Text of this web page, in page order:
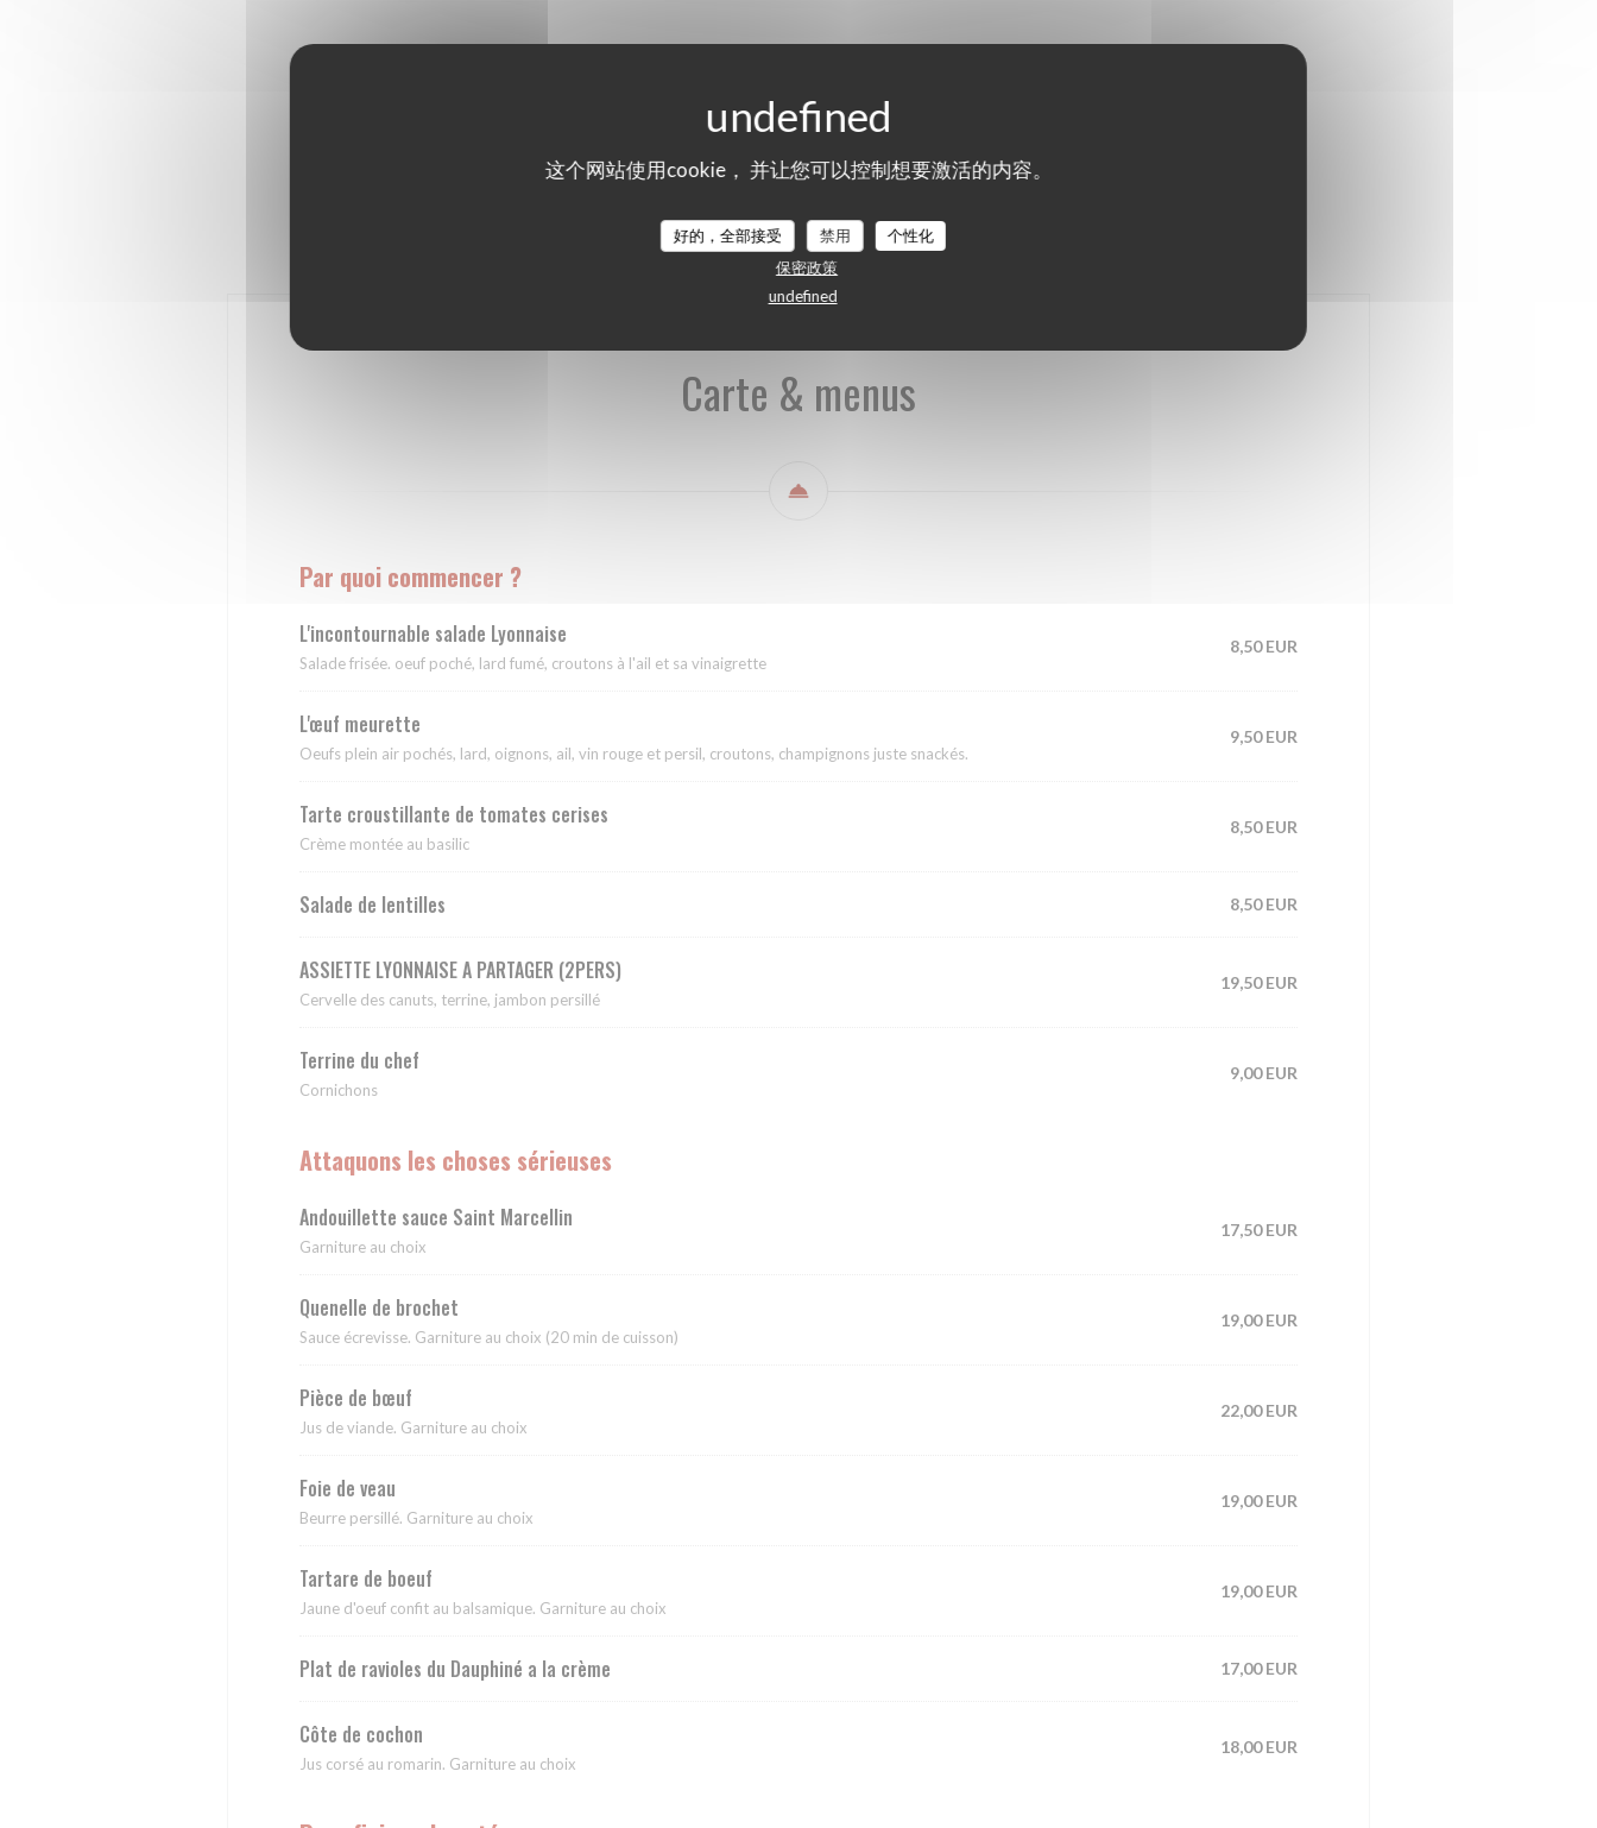
这个网站使用cookie， 并让您可以控制想要激活的内容。
好的，全部接受 禁用
个性化
保密政策
undefined
Carte & menus Menu Lyonnais
Carte & menus
Par quoi commencer ?
L'incontournable salade Lyonnaise
Salade frisée. oeuf poché, lard fumé, croutons à l'ail et sa vinaigrette
8,50 EUR
L'œuf meurette
Oeufs plein air pochés, lard, oignons, ail, vin rouge et persil, croutons, champignons juste snackés.
9,50 EUR
Tarte croustillante de tomates cerises
Crème montée au basilic
8,50 EUR
Salade de lentilles 8,50 EUR
ASSIETTE LYONNAISE A PARTAGER (2PERS)
Cervelle des canuts, terrine, jambon persillé
19,50 EUR
Terrine du chef
Cornichons
9,00 EUR
Attaquons les choses sérieuses
Andouillette sauce Saint Marcellin
Garniture au choix
17,50 EUR
Quenelle de brochet
Sauce écrevisse. Garniture au choix (20 min de cuisson)
19,00 EUR
Pièce de bœuf
Jus de viande. Garniture au choix
22,00 EUR
Foie de veau
Beurre persillé. Garniture au choix
19,00 EUR
Tartare de boeuf
Jaune d'oeuf confit au balsamique. Garniture au choix
19,00 EUR
Plat de ravioles du Dauphiné a la crème 17,00 EUR
Côte de cochon
Jus corsé au romarin. Garniture au choix
18,00 EUR